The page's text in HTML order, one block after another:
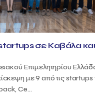
σε Καβάλα
Επιμελητηρίου
με 9 από τις startups
Ce...